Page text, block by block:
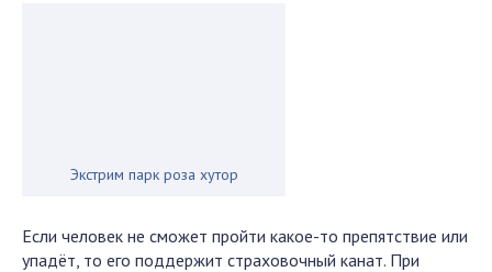
Экстрим парк роза хутор
Если человек не сможет пройти какое-то препятствие или
упадёт, то его поддержит страховочный канат. При